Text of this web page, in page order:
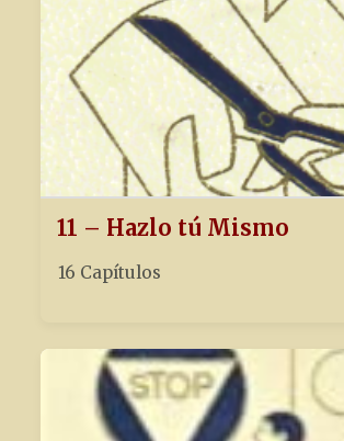
11 – Hazlo tú Mismo
16 Capítulos